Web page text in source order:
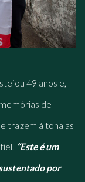
49 anos e,
de
trazem à tona as
“Este é um
por